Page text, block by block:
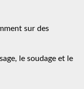
sur des
le soudage et le